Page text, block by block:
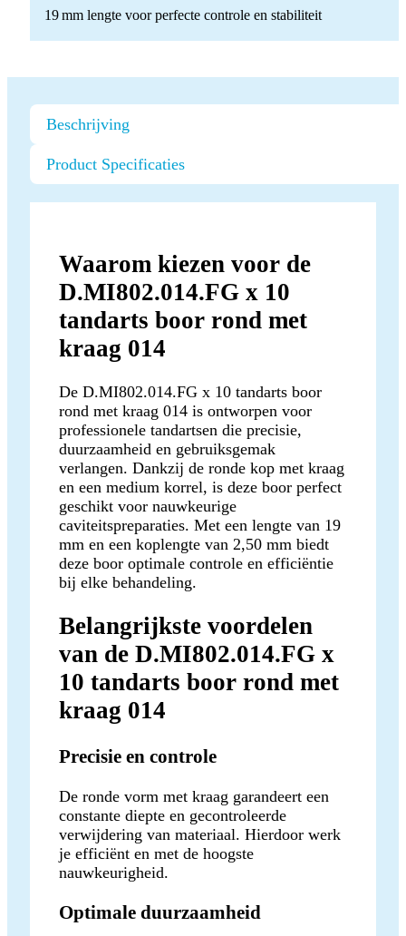
19 mm lengte voor perfecte controle en stabiliteit
Beschrijving
Product Specificaties
Waarom kiezen voor de
D.MI802.014.FG x 10
tandarts boor rond met
kraag 014
De D.MI802.014.FG x 10 tandarts boor
rond met kraag 014 is ontworpen voor
professionele tandartsen die precisie,
duurzaamheid en gebruiksgemak
verlangen. Dankzij de ronde kop met kraag
en een medium korrel, is deze boor perfect
geschikt voor nauwkeurige
caviteitspreparaties. Met een lengte van 19
mm en een koplengte van 2,50 mm biedt
deze boor optimale controle en efficiëntie
bij elke behandeling.
Belangrijkste voordelen
van de D.MI802.014.FG x
10 tandarts boor rond met
kraag 014
Precisie en controle
De ronde vorm met kraag garandeert een
constante diepte en gecontroleerde
verwijdering van materiaal. Hierdoor werk
je efficiënt en met de hoogste
nauwkeurigheid.
Optimale duurzaamheid